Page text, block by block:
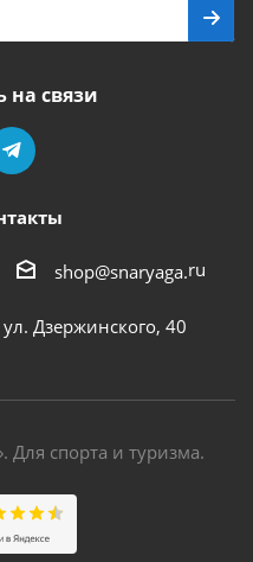
на связи
shop@snaryaga.ru
Дзержинского, 40
Для спорта и туризма.